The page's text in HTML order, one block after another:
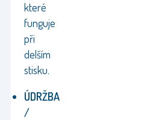
které
funguje
při
delším
stisku.
ÚDRŽBA
/